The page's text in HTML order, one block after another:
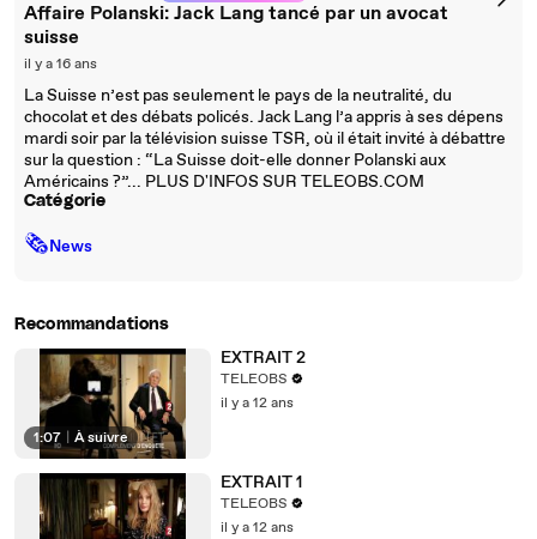
Affaire Polanski: Jack Lang tancé par un avocat
suisse
il y a 16 ans
La Suisse n’est pas seulement le pays de la neutralité, du
chocolat et des débats policés. Jack Lang l’a appris à ses dépens
mardi soir par la télévision suisse TSR, où il était invité à débattre
sur la question : “La Suisse doit-elle donner Polanski aux
Américains ?”... PLUS D'INFOS SUR TELEOBS.COM
Catégorie
🗞News
Recommandations
1:07 À suivre
EXTRAIT 2
TELEOBS
il y a 12 ans
EXTRAIT 1
TELEOBS
il y a 12 ans